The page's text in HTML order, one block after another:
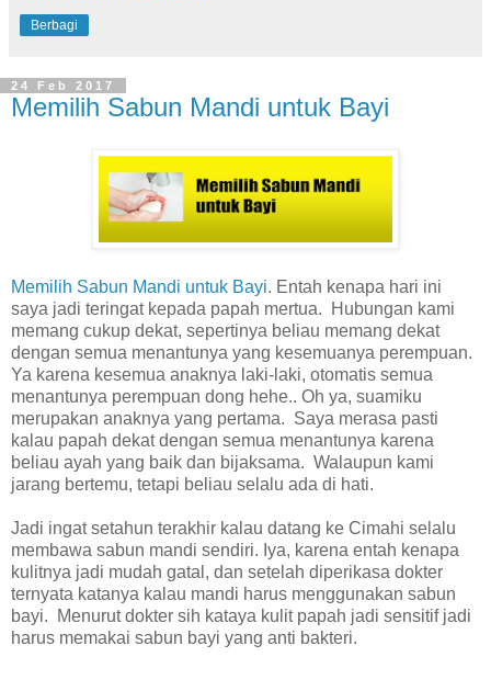
Berbagi
24 Feb 2017
Memilih Sabun Mandi untuk Bayi
Memilih Sabun Mandi untuk Bayi. Entah kenapa hari ini
saya jadi teringat kepada papah mertua. Hubungan kami
memang cukup dekat, sepertinya beliau memang dekat
dengan semua menantunya yang kesemuanya perempuan.
Ya karena kesemua anaknya laki-laki, otomatis semua
menantunya perempuan dong hehe.. Oh ya, suamiku
merupakan anaknya yang pertama. Saya merasa pasti
kalau papah dekat dengan semua menantunya karena
beliau ayah yang baik dan bijaksama. Walaupun kami
jarang bertemu, tetapi beliau selalu ada di hati.
Jadi ingat setahun terakhir kalau datang ke Cimahi selalu
membawa sabun mandi sendiri. Iya, karena entah kenapa
kulitnya jadi mudah gatal, dan setelah diperikasa dokter
ternyata katanya kalau mandi harus menggunakan sabun
bayi. Menurut dokter sih kataya kulit papah jadi sensitif jadi
harus memakai sabun bayi yang anti bakteri.